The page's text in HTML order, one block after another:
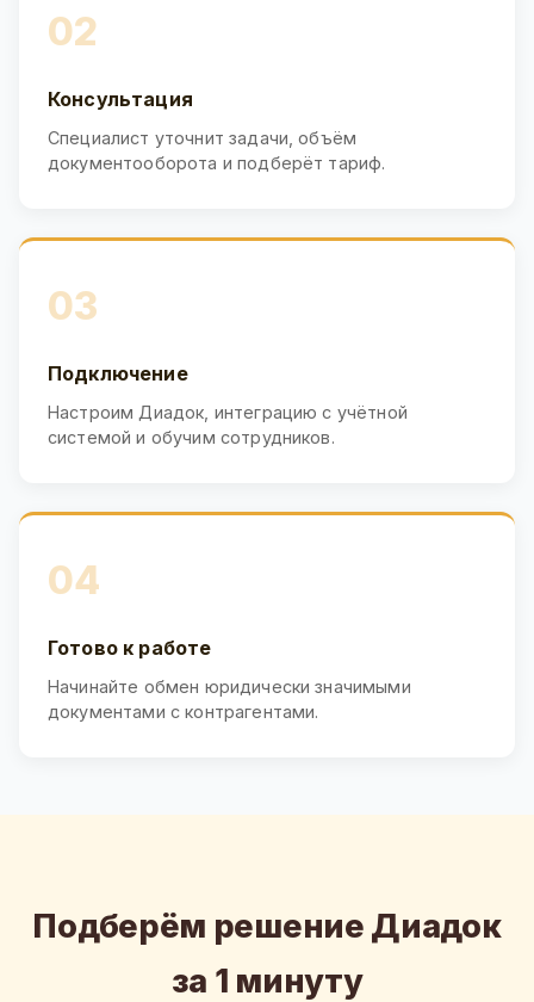
02
Консультация
Специалист уточнит задачи, объём
документооборота и подберёт тариф.
03
Подключение
Настроим Диадок, интеграцию с учётной
системой и обучим сотрудников.
04
Готово к работе
Начинайте обмен юридически значимыми
документами с контрагентами.
Подберём решение Диадок
за 1 минуту